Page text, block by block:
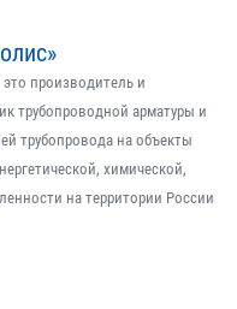
производитель и
трубопроводной арматуры и
трубопровода на объекты
химической,
на территории России